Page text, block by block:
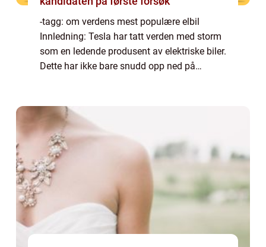
-tagg: om verdens mest populære elbil
Innledning: Tesla har tatt verden med storm
som en ledende produsent av elektriske biler.
Dette har ikke bare snudd opp ned på
artik...